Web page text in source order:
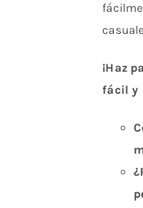
¡Haz
fácil y